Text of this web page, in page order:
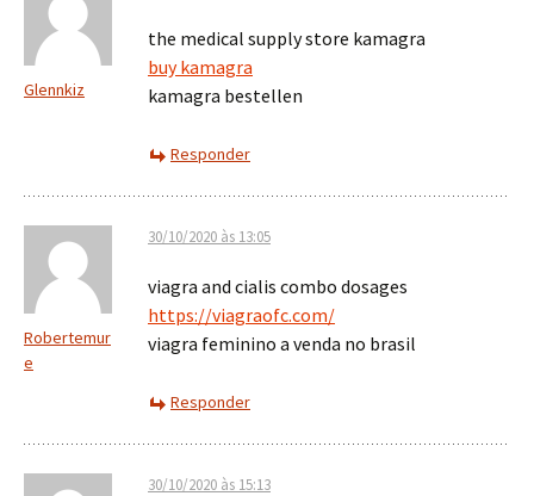
Glennkiz
the medical supply store kamagra
buy kamagra
kamagra bestellen
Responder
Robertemur
e
30/10/2020 às 13:05
viagra and cialis combo dosages
https://viagraofc.com/
viagra feminino a venda no brasil
Responder
30/10/2020 às 15:13